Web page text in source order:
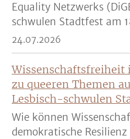
Equality Netzwerks
schwulen Stadtfest am
24.07.2026
Wissenschaftsfreiheit
zu queeren Themen
Lesbisch-schwulen
Wie können
demokratische